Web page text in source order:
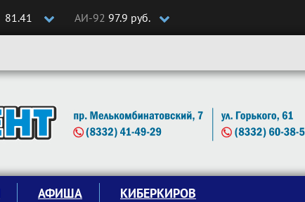
81.41 АИ-92 97.9 руб.
АФИША КИБЕРКИРОВ